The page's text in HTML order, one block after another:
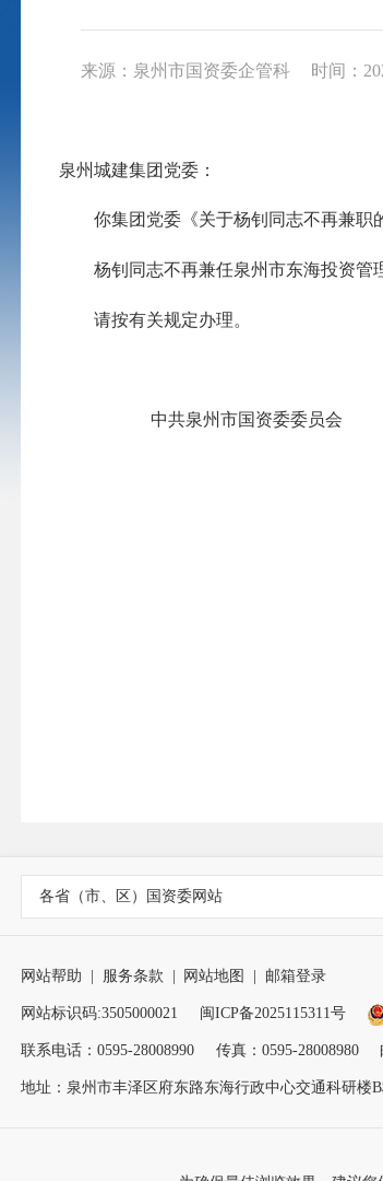
来源：泉州市国资委企管科 时间：
泉州城建集团党委：
你集团党委 《关于杨钊同志不再兼职
杨钊 同志不再兼任泉州市东海投资管
请按有关规定办理。
中共泉州市国资委委员会
各省（市、区）国资委网站
网站帮助 服务条款 网站地图 邮箱登录
网站标识码:3505000021 闽ICP备2025115311号
联系电话：0595-28008990 传真：0595-28008980
地址：泉州市丰泽区府东路东海行政中心交通科研楼